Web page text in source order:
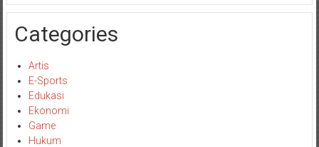
Categories
Artis
E-Sports
Edukasi
Ekonomi
Game
Hukum